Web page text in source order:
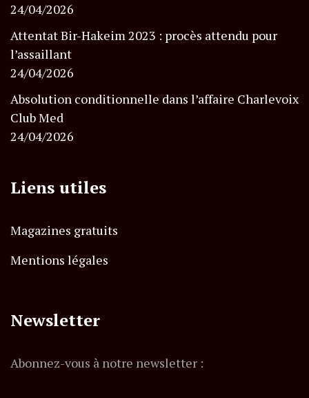
24/04/2026
Attentat Bir-Hakeim 2023 : procès attendu pour
l’assaillant
24/04/2026
Absolution conditionnelle dans l’affaire Charlevoix
Club Med
24/04/2026
Liens utiles
Magazines gratuits
Mentions légales
Newsletter
Abonnez-vous à notre newsletter :